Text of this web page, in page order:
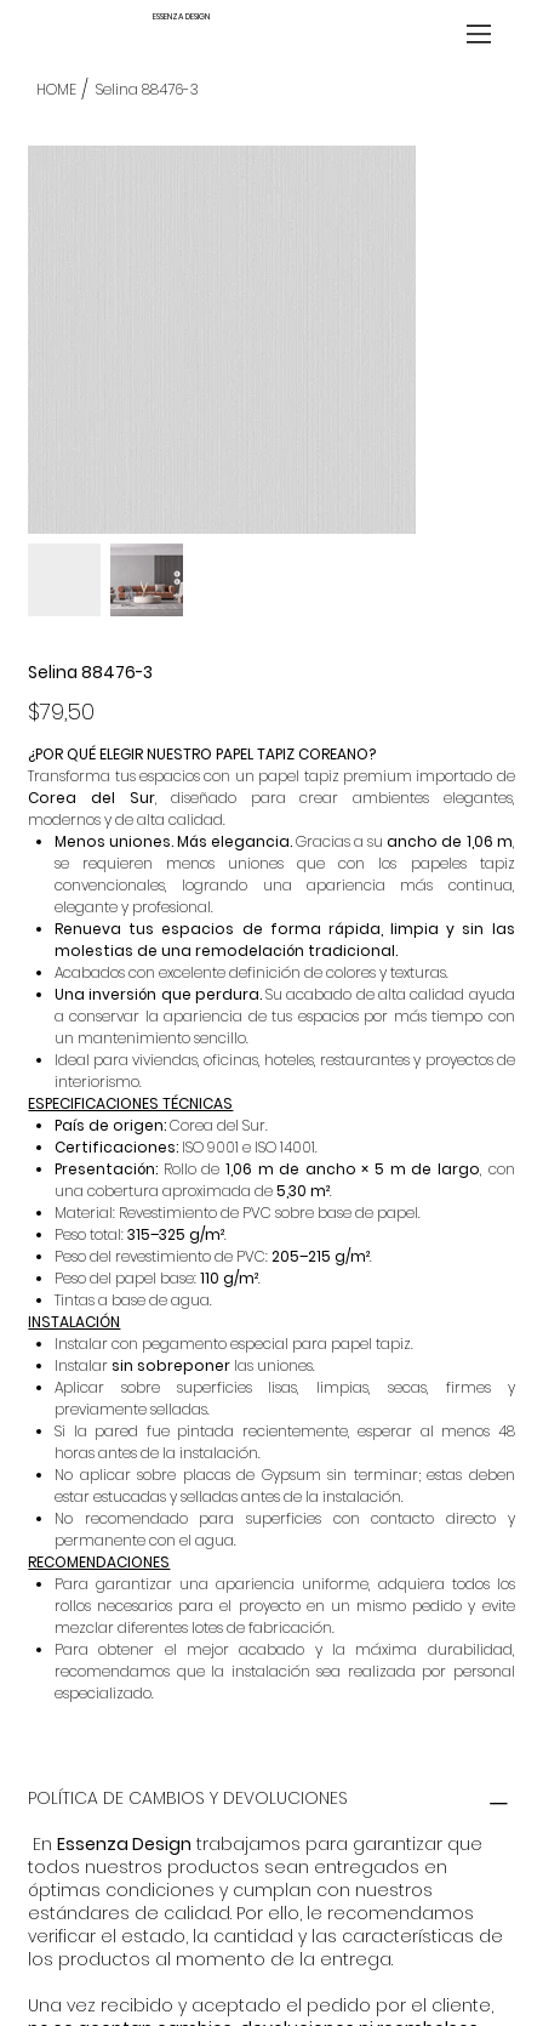
ESSENZA DESIGN
HOME / Selina 88476-3
Selina 88476-3
Precio
$79,50
¿POR QUÉ ELEGIR NUESTRO PAPEL TAPIZ COREANO?
Transforma tus espacios con un papel tapiz premium importado de
Corea del Sur, diseñado para crear ambientes elegantes,
modernos y de alta calidad.
Menos uniones. Más elegancia.Gracias a suancho de 1,06 m,
se requieren menos uniones que con los papeles tapiz
convencionales, logrando una apariencia más continua,
elegante y profesional.
Renueva tus espacios de forma rápida, limpia y sin las
molestias de una remodelación tradicional.
Acabados con excelente definición de colores y texturas.
Una inversión que perdura.Su acabado de alta calidad ayuda
a conservar la apariencia de tus espacios por más tiempo con
un mantenimiento sencillo.
Ideal para viviendas, oficinas, hoteles, restaurantes y proyectos de
interiorismo.
ESPECIFICACIONES TÉCNICAS
País de origen:Corea del Sur.
Certificaciones: ISO 9001 e ISO 14001.
Presentación: Rollo de 1,06 m de ancho × 5 m de largo, con
una cobertura aproximada de5,30 m².
Material: Revestimiento de PVC sobre base de papel.
Peso total:315–325 g/m².
Peso del revestimiento de PVC:205–215 g/m².
Peso del papel base:110 g/m².
Tintas a base de agua.
INSTALACIÓN
Instalar con pegamento especial para papel tapiz.
Instalar sin sobreponer las uniones.
Aplicar sobre superficies lisas, limpias, secas, firmes y
previamente selladas.
Si la pared fue pintada recientemente, esperar al menos 48
horas antes de la instalación.
No aplicar sobre placas de Gypsum sin terminar; estas deben
estar estucadas y selladas antes de la instalación.
No recomendado para superficies con contacto directo y
permanente con el agua.
RECOMENDACIONES
Para garantizar una apariencia uniforme, adquiera todos los
rollos necesarios para el proyecto en un mismo pedido y evite
mezclar diferentes lotes de fabricación.
Para obtener el mejor acabado y la máxima durabilidad,
recomendamos que la instalación sea realizada por personal
especializado.
POLÍTICA DE CAMBIOS Y DEVOLUCIONES
EnEssenza Design trabajamos para garantizar que
todos nuestros productos sean entregados en
óptimas condiciones y cumplan con nuestros
estándares de calidad. Por ello, le recomendamos
verificar el estado, la cantidad y las características de
los productos al momento de la entrega.
Una vez recibido y aceptado el pedido por el cliente,